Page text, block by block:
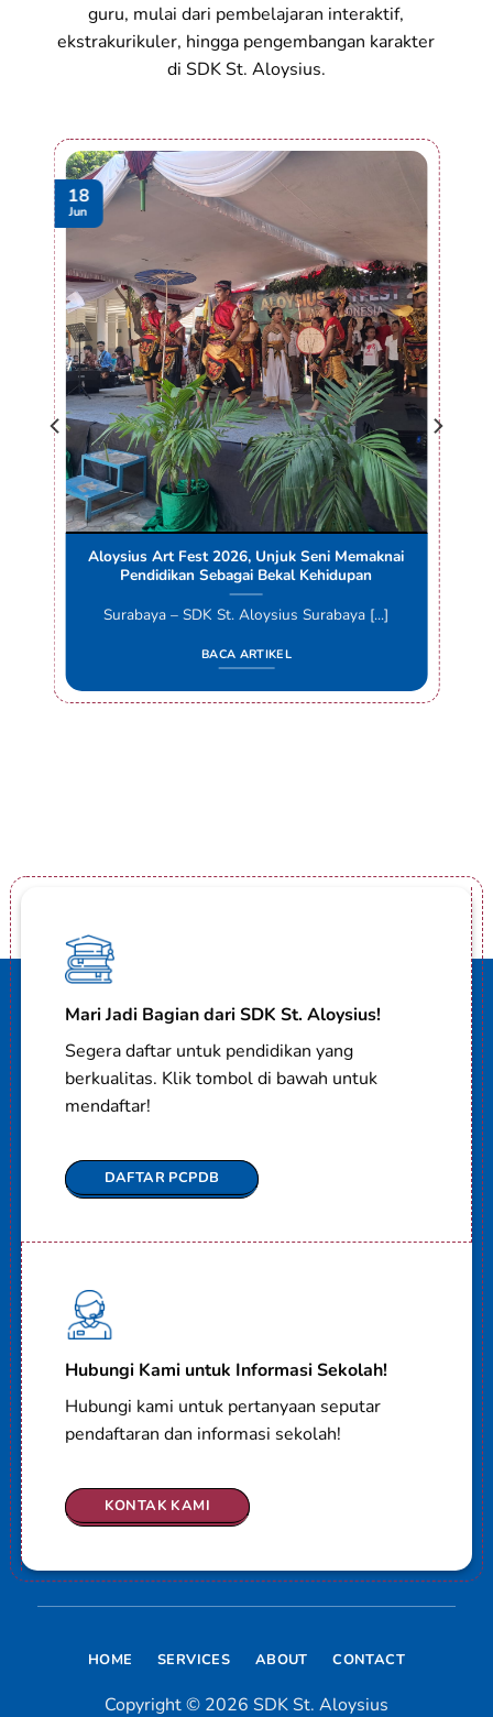
guru, mulai dari pembelajaran interaktif,
ekstrakurikuler, hingga pengembangan karakter
di SDK St. Aloysius.
Aloysius Art Fest 2026, Unjuk Seni Memaknai
Pendidikan Sebagai Bekal Kehidupan
Surabaya – SDK St. Aloysius Surabaya [...]
BACA ARTIKEL
18
Jun
Mari Jadi Bagian dari SDK St. Aloysius!
Segera daftar untuk pendidikan yang
berkualitas. Klik tombol di bawah untuk
mendaftar!
DAFTAR PCPDB
Hubungi Kami untuk Informasi Sekolah!
Hubungi kami untuk pertanyaan seputar
pendaftaran dan informasi sekolah!
KONTAK KAMI
Copyright © 2026 SDK St. Aloysius
HOME SERVICES ABOUT CONTACT